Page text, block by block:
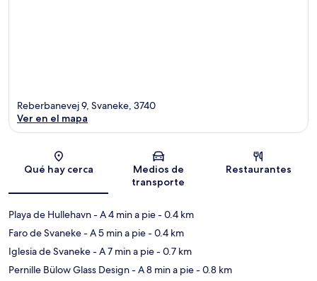
Sección del mapa
Reberbanevej 9, Svaneke, 3740
Ver en el mapa
Qué hay cerca
Medios de
transporte
Restaurantes
Playa de Hullehavn- A 4 min a pie- 0.4 km
Faro de Svaneke- A 5 min a pie- 0.4 km
Iglesia de Svaneke- A 7 min a pie- 0.7 km
Pernille Bülow Glass Design- A 8 min a pie- 0.8 km